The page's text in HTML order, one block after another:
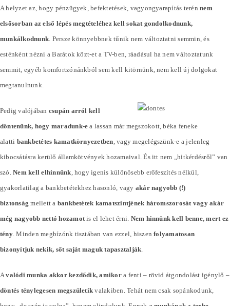
A helyzet az, hogy pénzügyek, befektetések, vagyongyarapítás terénnem
elsősorban az első lépés megtételéhez kell sokat gondolkodnunk,
munkálkodnunk . Persze könnyebbnek tűnik nem változtatni semmin, és
esténként nézni a Barátok közt-et a TV-ben, ráadásul ha nem változtatunk
semmit, egyéb komfortzónánkból sem kell kitörnünk, nem kell új dolgokat
megtanulnunk.
Pedig valójában csupán arról kell
döntenünk, hogy maradunk-e a lassan már megszokott, béka feneke
alatti bankbetétes kamatkörnyezetben , vagy megelégszünk-e a jelenleg
kibocsátásra kerülő államkötvények hozamaival. És itt nem „hitkérdésről” van
szó.Nem kell elhinnünk , hogy igenis különösebb erőfeszítés nélkül,
gyakorlatilag a bankbetétekhez hasonló, vagy akár nagyobb (!)
biztonság mellett a bankbetétek kamatszintjének háromszorosát vagy akár
még nagyobb nettó hozamotis el lehet érni. Nem hinnünk kell benne, mert ez
tény. Minden megbízónk tisztában van ezzel, hiszenfolyamatosan
bizonyítjuk nekik, sőt saját maguk tapasztalják
Avalódi munka akkor kezdődik, amikora fenti – rövid átgondolást igénylő –
döntés ténylegesen megszületik valakiben. Tehát nem csak sopánkodunk,